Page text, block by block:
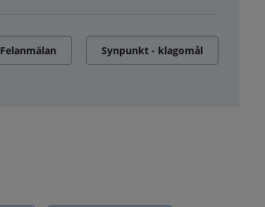
Felanmälan Synpunkt - klagomål